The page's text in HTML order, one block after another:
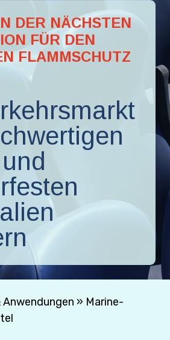
DER NÄCHSTEN
FÜR DEN
FLAMMSCHUTZ
Anwendungen » Marine-